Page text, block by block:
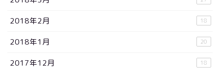
2018年2月 18
2018年1月 20
2017年12月 18